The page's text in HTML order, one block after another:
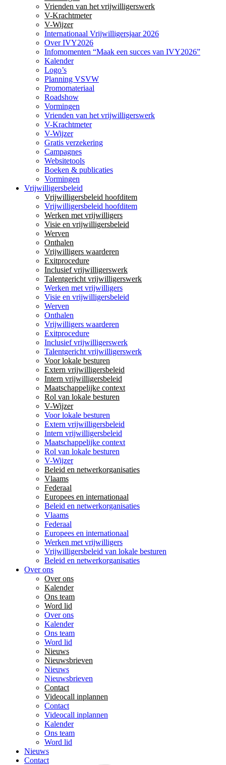
Vrienden van het vrijwilligerswerk
V-Krachtmeter
V-Wijzer
Internationaal Vrijwilligersjaar 2026
Over IVY2026
Infomomenten “Maak een succes van IVY2026”
Kalender
Logo’s
Planning VSVW
Promomateriaal
Roadshow
Vormingen
Vrienden van het vrijwilligerswerk
V-Krachtmeter
V-Wijzer
Gratis verzekering
Campagnes
Websitetools
Boeken & publicaties
Vormingen
Vrijwilligersbeleid
Vrijwilligersbeleid hoofditem
Vrijwilligersbeleid hoofditem
Werken met vrijwilligers
Visie en vrijwilligersbeleid
Werven
Onthalen
Vrijwilligers waarderen
Exitprocedure
Inclusief vrijwilligerswerk
Talentgericht vrijwilligerswerk
Werken met vrijwilligers
Visie en vrijwilligersbeleid
Werven
Onthalen
Vrijwilligers waarderen
Exitprocedure
Inclusief vrijwilligerswerk
Talentgericht vrijwilligerswerk
Voor lokale besturen
Extern vrijwilligersbeleid
Intern vrijwilligersbeleid
Maatschappelijke context
Rol van lokale besturen
V-Wijzer
Voor lokale besturen
Extern vrijwilligersbeleid
Intern vrijwilligersbeleid
Maatschappelijke context
Rol van lokale besturen
V-Wijzer
Beleid en netwerkorganisaties
Vlaams
Federaal
Europees en internationaal
Beleid en netwerkorganisaties
Vlaams
Federaal
Europees en internationaal
Werken met vrijwilligers
Vrijwilligersbeleid van lokale besturen
Beleid en netwerkorganisaties
Over ons
Over ons
Kalender
Ons team
Word lid
Over ons
Kalender
Ons team
Word lid
Nieuws
Nieuwsbrieven
Nieuws
Nieuwsbrieven
Contact
Videocall inplannen
Contact
Videocall inplannen
Kalender
Ons team
Word lid
Nieuws
Contact